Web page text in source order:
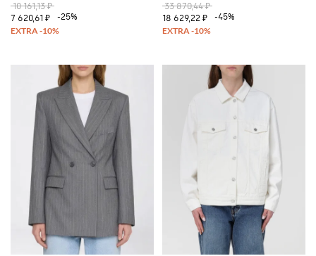
10 161,13 ₽
7 620,61 ₽
-25%
33 870,44 ₽
18 629,22 ₽
-45%